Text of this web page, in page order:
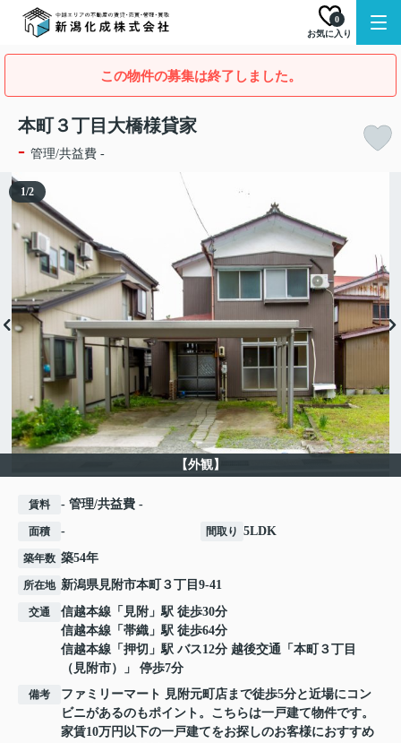
お気に入り
0
この物件の募集は終了しました。
本町３丁目大橋様貸家
- 管理/共益費 -
【外観】
1/2
賃料 - 管理/共益費 -
面積 - 間取り 5LDK
築年数 築54年
所在地 新潟県見附市本町 ３丁目9-41
交通 信越本線 「 見附 」駅 徒歩30分
信越本線 「 帯織 」駅 徒歩64分
信越本線 「 押切 」駅 バス12分 越後交通「本町３丁目
（見附市）」 停歩7分
備考
ファミリーマート 見附元町店まで徒歩5分と近場にコン
ビニがあるのもポイント。こちらは一戸建て物件です。
家賃10万円以下の一戸建てをお探しのお客様におすすめ